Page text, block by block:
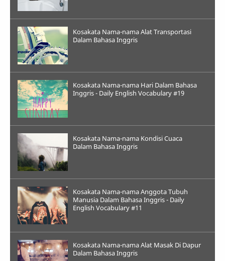
Kosakata Nama-nama Alat Transportasi
Dalam Bahasa Inggris
Kosakata Nama-nama Hari Dalam Bahasa
Inggris - Daily English Vocabulary #19
Kosakata Nama-nama Kondisi Cuaca
Dalam Bahasa Inggris
Kosakata Nama-nama Anggota Tubuh
Manusia Dalam Bahasa Inggris - Daily
English Vocabulary #11
Kosakata Nama-nama Alat Masak Di Dapur
Dalam Bahasa Inggris